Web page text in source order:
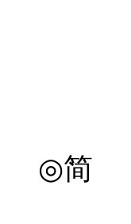
安
奥
佐
◎简